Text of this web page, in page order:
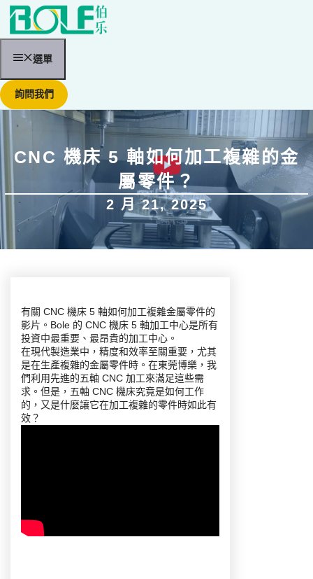
選單
詢問我們
CNC 機床 5 軸如何加工複雜的金
屬零件？
2 月 21, 2025
有關 CNC 機床 5 軸如何加工複雜金屬零件的
影片。Bole 的 CNC 機床 5 軸加工中心是所有
投資中最重要、最昂貴的加工中心。
在現代製造業中，精度和效率至關重要，尤其
是在生產複雜的金屬零件時。在東莞博樂，我
們利用先進的五軸 CNC 加工來滿足這些需
求。但是，五軸 CNC 機床究竟是如何工作
的，又是什麼讓它在加工複雜的零件時如此有
效？